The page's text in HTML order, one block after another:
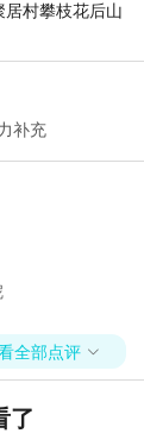
村攀枝花后山
补充
全部点评 
了